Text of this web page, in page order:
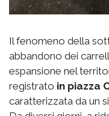
Il fenomeno della
abbandono dei
espansione nel
registrato in piazza
caratterizzata da un